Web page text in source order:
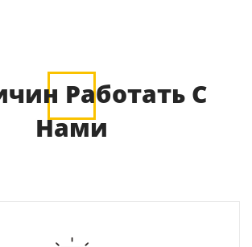
Работать С
Нами